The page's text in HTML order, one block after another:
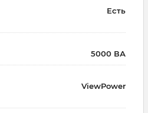
Есть
5000 ВА
ViewPower